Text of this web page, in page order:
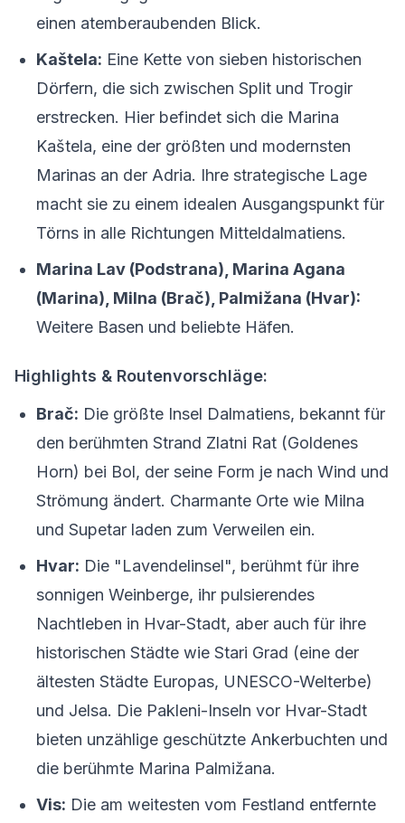
einen atemberaubenden Blick.
Kaštela: Eine Kette von sieben historischen
Dörfern, die sich zwischen Split und Trogir
erstrecken. Hier befindet sich die Marina
Kaštela, eine der größten und modernsten
Marinas an der Adria. Ihre strategische Lage
macht sie zu einem idealen Ausgangspunkt für
Törns in alle Richtungen Mitteldalmatiens.
Marina Lav (Podstrana), Marina Agana
(Marina), Milna (Brač), Palmižana (Hvar):
Weitere Basen und beliebte Häfen.
Highlights & Routenvorschläge:
Brač: Die größte Insel Dalmatiens, bekannt für
den berühmten Strand Zlatni Rat (Goldenes
Horn) bei Bol, der seine Form je nach Wind und
Strömung ändert. Charmante Orte wie Milna
und Supetar laden zum Verweilen ein.
Hvar: Die "Lavendelinsel", berühmt für ihre
sonnigen Weinberge, ihr pulsierendes
Nachtleben in Hvar-Stadt, aber auch für ihre
historischen Städte wie Stari Grad (eine der
ältesten Städte Europas, UNESCO-Welterbe)
und Jelsa. Die Pakleni-Inseln vor Hvar-Stadt
bieten unzählige geschützte Ankerbuchten und
die berühmte Marina Palmižana.
Vis: Die am weitesten vom Festland entfernte